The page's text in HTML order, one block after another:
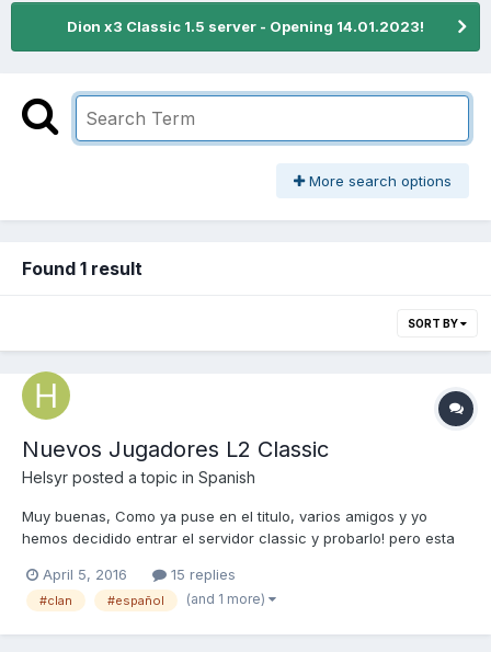
Dion x3 Classic 1.5 server - Opening 14.01.2023!
More search options
Found 1 result
SORT BY
Nuevos Jugadores L2 Classic
Helsyr posted a topic in Spanish
Muy buenas, Como ya puse en el titulo, varios amigos y yo
hemos decidido entrar el servidor classic y probarlo! pero esta
cortarse las venas.. Bueno preguntaba tambn si el server sigue
avanzando en comunidad, etc por que en la zona inicio n...
April 5, 2016 15 replies
#clan #español (and 1 more)